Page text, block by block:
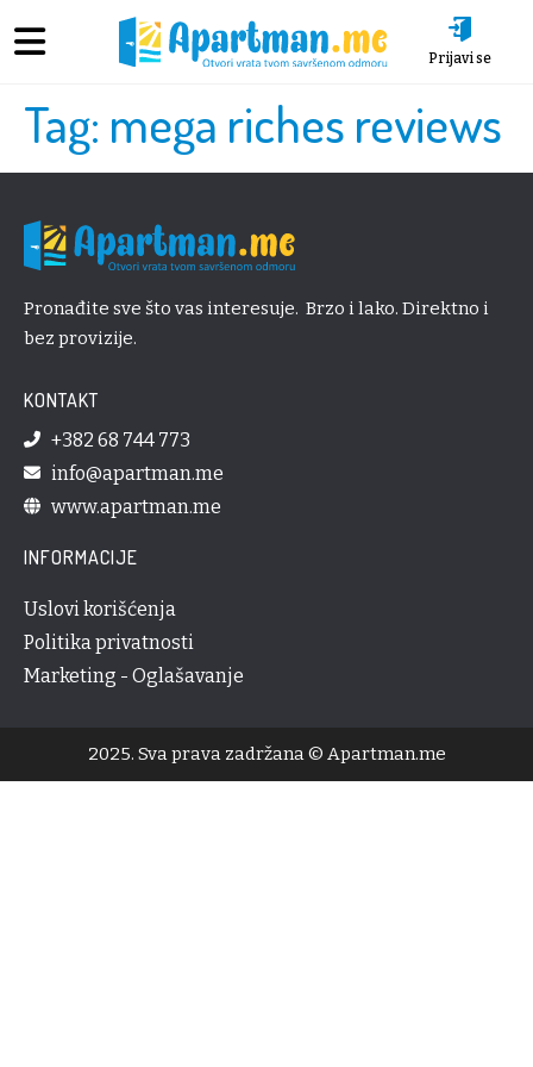
Prijavi se
Tag: mega riches reviews
Pronađite sve što vas interesuje. Brzo i lako. Direktno i
bez provizije.
KONTAKT
+382 68 744 773
info@apartman.me
www.apartman.me
INFORMACIJE
Uslovi korišćenja
Politika privatnosti
Marketing - Oglašavanje
2025. Sva prava zadržana © Apartman.me